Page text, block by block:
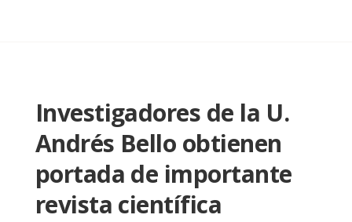
Investigadores de la U.
Andrés Bello obtienen
portada de importante
revista científica